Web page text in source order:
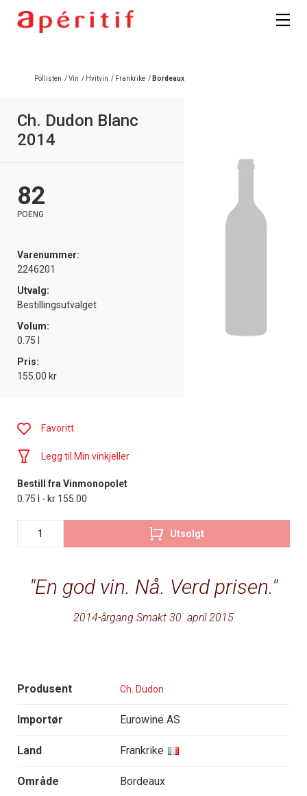
Pollisten /Vin / Hvitvin / Frankrike / Bordeaux
Ch. Dudon Blanc
2014
82
POENG
Varenummer:
2246201
Utvalg:
Bestillingsutvalget
Volum:
0.75 l
Pris:
155.00 kr
En god vin. Nå. Verd prisen.
2014-årgang Smakt 30. april 2015
Produsent Ch. Dudon
Importør Eurowine AS
Land Frankrike
Område Bordeaux
Favoritt
Legg til Min vinkjeller
Bestill fra Vinmonopolet
0.75 l - kr 155.00
Utsolgt